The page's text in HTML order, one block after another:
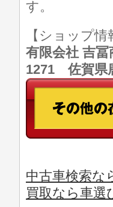
す。
【ショップ
有限会社 吉
1271 佐賀県
中古車検索な
買取なら車選